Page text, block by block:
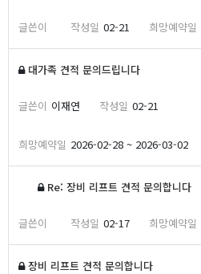
02-21
대가족 견적 문의드립니다
이재연 02-21
2026-02-28 ~ 2026-03-02
Re: 장비 리프트 견적 문의합니다
02-17
장비 리프트 견적 문의합니다